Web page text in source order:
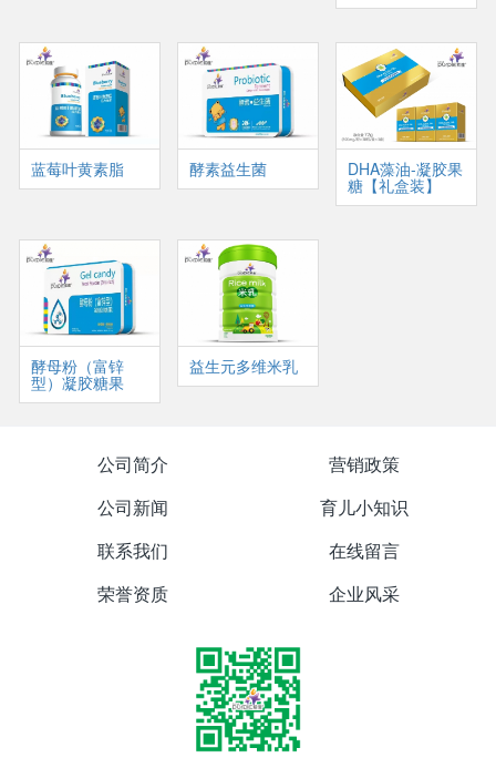
蓝莓叶黄素脂 酵素益生菌 DHA藻油-凝胶果
糖【礼盒装】
酵母粉（富锌
型）凝胶糖果
益生元多维米乳
公司简介
营销政策
公司新闻
育儿小知识
联系我们
在线留言
荣誉资质
企业风采